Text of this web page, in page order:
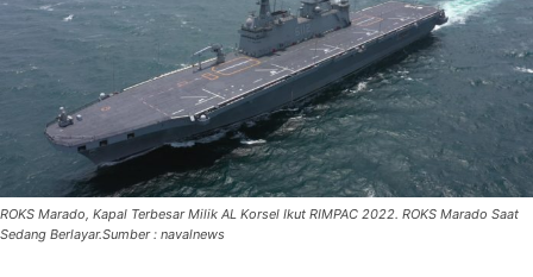
ROKS Marado, Kapal Terbesar Milik AL Korsel Ikut RIMPAC 2022. ROKS Marado Saat
Sedang Berlayar.Sumber : navalnews